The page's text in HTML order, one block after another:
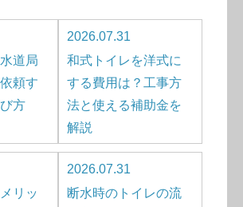
道局
頼す
方
2026.07.31
和式トイレを洋式に
する費用は？工事方
法と使える補助金を
解説
リッ
2026.07.31
断水時のトイレの流